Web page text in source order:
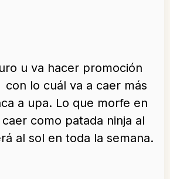
u va hacer promoción
lo cuál va a caer más
a upa. Lo que morfe en
como patada ninja al
al sol en toda la semana.